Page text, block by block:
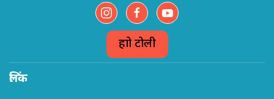
हाम्रो टोली
लिंक